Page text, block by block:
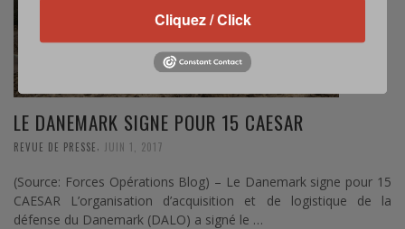
LE DANEMARK SIGNE POUR 15 CAESAR
REVUE DE PRESSE JUIN 1, 2017
(Source: Forces Opérations Blog) – Le Danemark signe pour 15
CAESAR L’organisation d’acquisition et de logistique de la
défense du Danemark (DALO) a signé le …
Cliquez / Click